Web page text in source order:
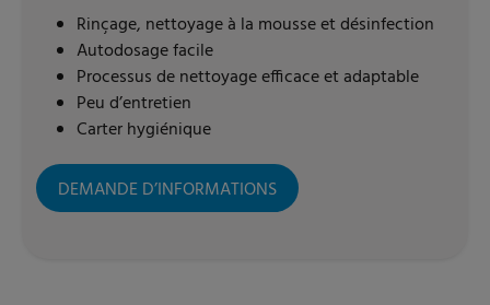
Rinçage, nettoyage à la mousse et désinfection
Autodosage facile
Processus de nettoyage efficace et adaptable
Peu d’entretien
Carter hygiénique
DEMANDE D’INFORMATIONS